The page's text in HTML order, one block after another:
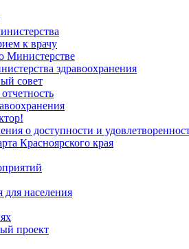
к врачу
Министерстве
здравоохранения
совет
о доступности и
Красноярского края
населения
проект